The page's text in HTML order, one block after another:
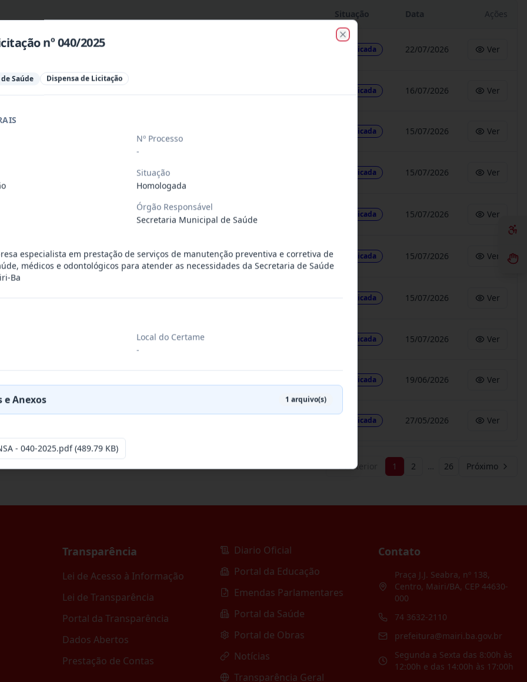
Situação Data Ações
aquisição de materiais de expediente, Publicada 22/07/2026 Ver
Publicada 16/07/2026 Ver
Publicada 15/07/2026 Ver
aquisição de materiais de construção... Publicada 15/07/2026 Ver
aquisição de materiais elétricos para... Publicada 15/07/2026 Ver
aquisição de gêneros alimentícios, de... Publicada 15/07/2026 Ver
Publicada 15/07/2026 Ver
jurídica para prestação de serviços... Publicada 15/07/2026 Ver
Publicada 19/06/2026 Ver
Publicada 27/05/2026 Ver
Anterior 1 2 … 26 Próximo
Transparência
Lei de Acesso à Informação
Lei de Transparência
Portal da Transparência
Dados Abertos
Prestação de Contas
Diario Oficial
Portal da Educação
Emendas Parlamentares
Portal da Saúde
Portal de Obras
Notícias
Transparência Geral
Contato
Praça J.J. Seabra, nº 138,
Centro, Mairi/BA, CEP 44630-
000
74 3632-2110
prefeitura@mairi.ba.gov.br
Segunda a Sexta das 8:00h às
12:00h e das 14:00h às 17:00h
nº 040/2025
Saúde Dispensa de Licitação
Nº Processo
-
Situação
Homologada
Órgão Responsável
Secretaria Municipal de Saúde
especialista em prestação de serviços de manutenção preventiva e corretiva de
médicos e odontológicos para atender as necessidades da Secretaria de Saúde
Ba
Local do Certame
-
e Anexos 1 arquivo(s)
- 040-2025.pdf(489.79 KB)
Close